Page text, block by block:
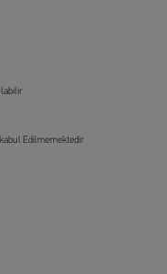
Edilmemektedir